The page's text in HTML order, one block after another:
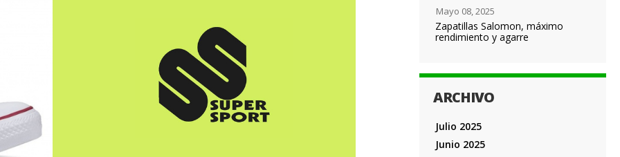
Mayo 08, 2025
Zapatillas Salomon, máximo
rendimiento y agarre
ARCHIVO
Julio 2025
Junio 2025